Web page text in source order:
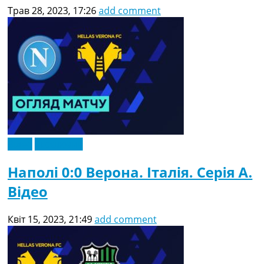
Трав 28, 2023, 17:26add comment
Наполі 0:0 Верона. Італія. Серія A.
Відео
Квіт 15, 2023, 21:49add comment